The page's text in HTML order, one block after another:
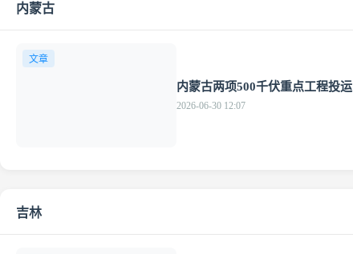
内蒙古
文章
内蒙古两项500千伏重点工程投运
2026-06-30 12:07
吉林